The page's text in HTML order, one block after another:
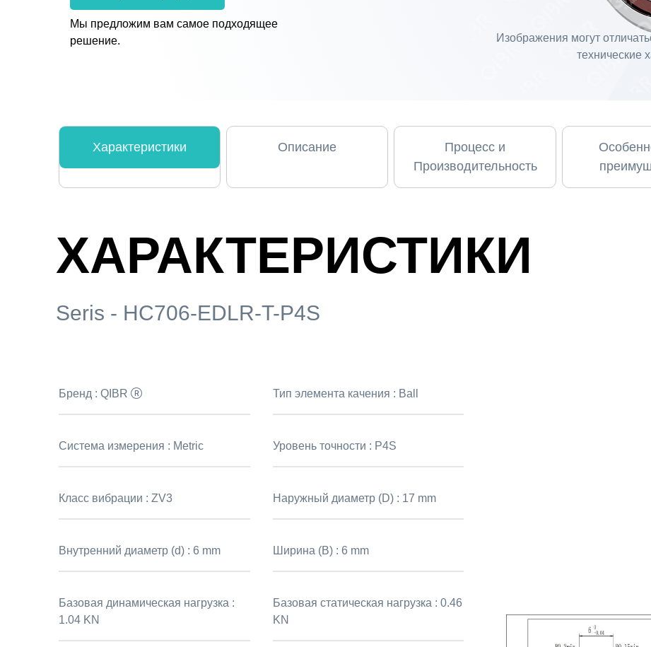
Мы предложим вам самое подходящее
решение.
Изображения могут
технические
Характеристики Описание
Процесс и
Производительность
ХАРАКТЕРИСТИКИ
Seris - HC706-EDLR-T-P4S
Бренд :QIBR Тип элемента качения : Ball
Система измерения : Metric Уровень точности : P4S
Класс вибрации :ZV3 Наружный диаметр (D) : 17 mm
Внутренний диаметр (d) :6 mm Ширина (B) : 6 mm
Базовая динамическая нагрузка :
1.04 KN
Базовая статическая нагрузка : 0.46
KN